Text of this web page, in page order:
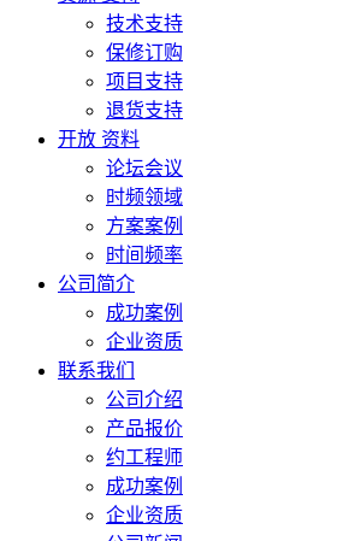
技术支持
保修订购
项目支持
退货支持
开放 资料
论坛会议
时频领域
方案案例
时间频率
公司简介
成功案例
企业资质
联系我们
公司介绍
产品报价
约工程师
成功案例
企业资质